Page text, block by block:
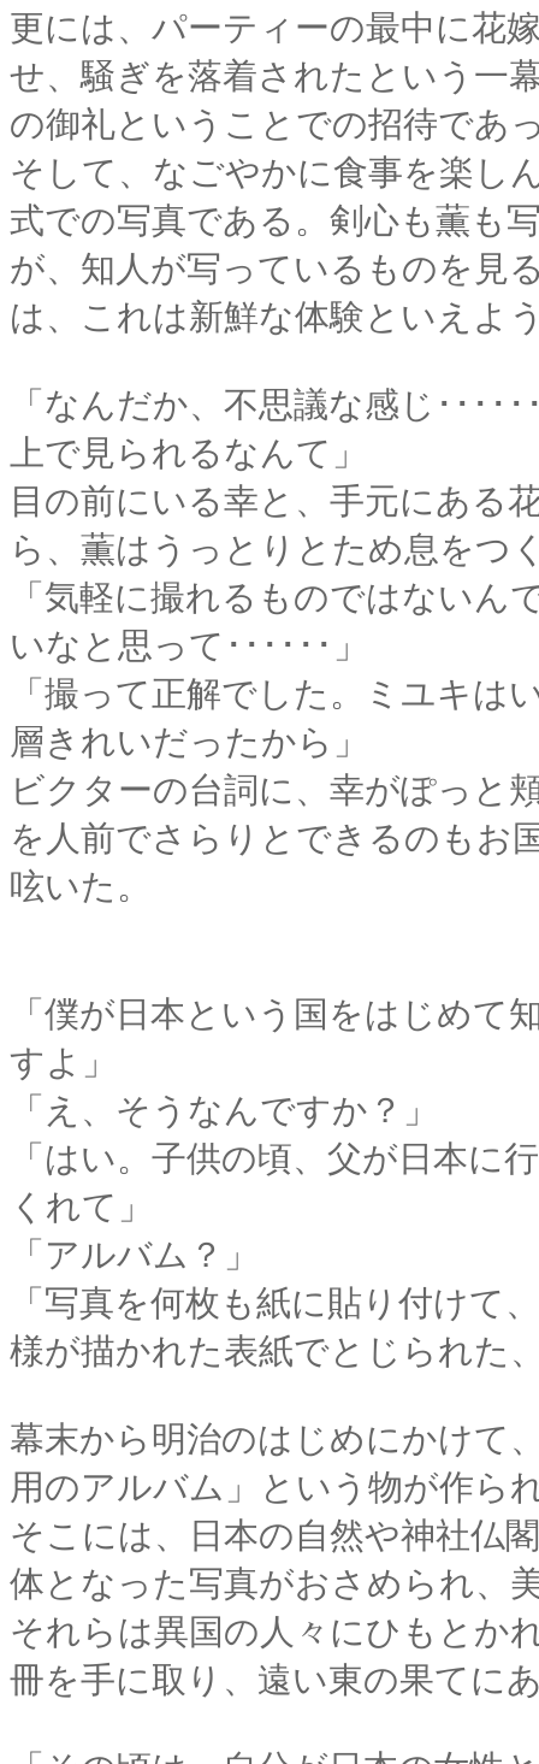
更には、パーティーの最中に花
せ、騒ぎを落着されたという
の御礼ということでの招待であ
そして、なごやかに食事を楽し
式での写真である。剣心も薫も
が、知人が写っているものを見
は、これは新鮮な体験といえよ
「なんだか、不思議な感じ･･･
上で見られるなんて」
目の前にいる幸と、手元にある
ら、薫はうっとりとため息をつ
「気軽に撮れるものではないん
いなと思って･･････」
「撮って正解でした。ミユキ
層きれいだったから」
ビクターの台詞に、幸がぽっと
を人前でさらりとできるのもお
呟いた。
「僕が日本という国をはじめ
すよ」
「え、そうなんですか？」
「はい。子供の頃、父が日本に
くれて」
「アルバム？」
「写真を何枚も紙に貼り付けて
様が描かれた表紙でとじられた
幕末から明治のはじめにかけて
用のアルバム」という物が作ら
そこには、日本の自然や神社仏
体となった写真がおさめられ、
それらは異国の人々にひもとか
冊を手に取り、遠い東の果てに